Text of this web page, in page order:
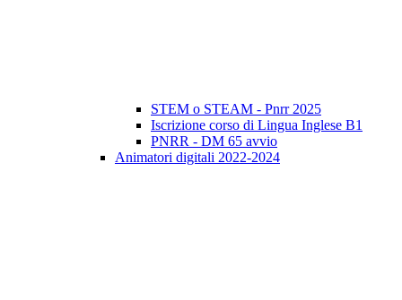
STEM o STEAM - Pnrr 2025
Iscrizione corso di Lingua Inglese B1
PNRR - DM 65 avvio
Animatori digitali 2022-2024